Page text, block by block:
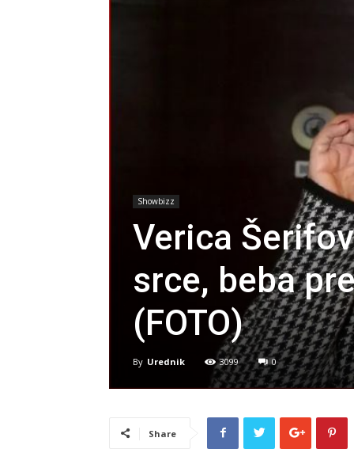
Showbizz
Verica
srce, beba
(FOTO)
By Urednik 3099 0
Share